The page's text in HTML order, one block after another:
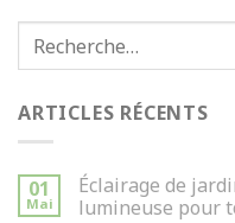
ARTICLES RÉCENTS
01
Mai
Éclairage de
lumineuse pour